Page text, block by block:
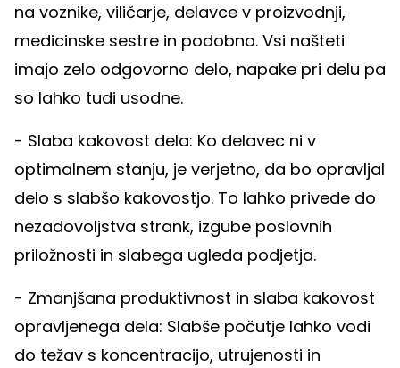
na voznike, viličarje, delavce v proizvodnji,
medicinske sestre in podobno. Vsi našteti
imajo zelo odgovorno delo, napake pri delu pa
so lahko tudi usodne.
- Slaba kakovost dela: Ko delavec ni v
optimalnem stanju, je verjetno, da bo opravljal
delo s slabšo kakovostjo. To lahko privede do
nezadovoljstva strank, izgube poslovnih
priložnosti in slabega ugleda podjetja.
- Zmanjšana produktivnost in slaba kakovost
opravljenega dela: Slabše počutje lahko vodi
do težav s koncentracijo, utrujenosti in